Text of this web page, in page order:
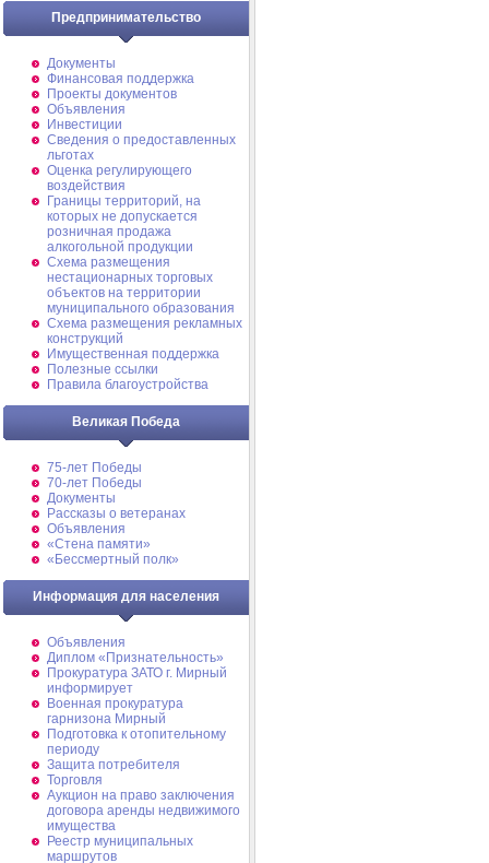
Предпринимательство
Документы
Финансовая поддержка
Проекты документов
Объявления
Инвестиции
Сведения о предоставленных
льготах
Оценка регулирующего
воздействия
Границы территорий, на
которых не допускается
розничная продажа
алкогольной продукции
Схема размещения
нестационарных торговых
объектов на территории
муниципального образования
Схема размещения рекламных
конструкций
Имущественная поддержка
Полезные ссылки
Правила благоустройства
Великая Победа
75-лет Победы
70-лет Победы
Документы
Рассказы о ветеранах
Объявления
«Стена памяти»
«Бессмертный полк»
Информация для населения
Объявления
Диплом «Признательность»
Прокуратура ЗАТО г. Мирный
информирует
Военная прокуратура
гарнизона Мирный
Подготовка к отопительному
периоду
Защита потребителя
Торговля
Аукцион на право заключения
договора аренды недвижимого
имущества
Реестр муниципальных
маршрутов